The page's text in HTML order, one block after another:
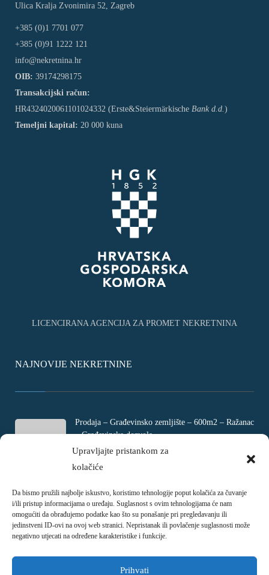
Upravljajte pristankom za
kolačiće
Da bismo pružili najbolje iskustvo, koristimo tehnologije poput kolačića za čuvanje
i/ili pristup informacijama o uređaju. Suglasnost s ovim tehnologijama će nam
omogućiti da obrađujemo podatke kao što su ponašanje pri pregledavanju ili
jedinstveni ID-ovi na ovoj web stranici. Nepristanak ili povlačenje suglasnosti može
negativno utjecati na određene karakteristike i funkcije.
Prihvati
Ulica Kralja Zvonimira 52, Zagreb
+385 (0)1 7701 077
+385 (0)91 1222 121
info@nekretnina.hr
OIB: 39174298175
Transakcijski račun:
HR4324020061101024332 (Erste&Steiermärkische Bank d.d. )
Temeljni kapital: 20 000 kuna
LICENCIRANA AGENCIJA ZA PROMET NEKRETNINA
NAJNOVIJE NEKRETNINE
Prodaja – Građevinsko zemljište – 600m2 – Ražanac
– Građevinska dozvola
Rtina, Croatia
€ 180.000
Prodaja – Četverosobni stan – Jadranovo –
Crikvenica – 73m2
Ulica Ivani, Jadranovo, Croatia